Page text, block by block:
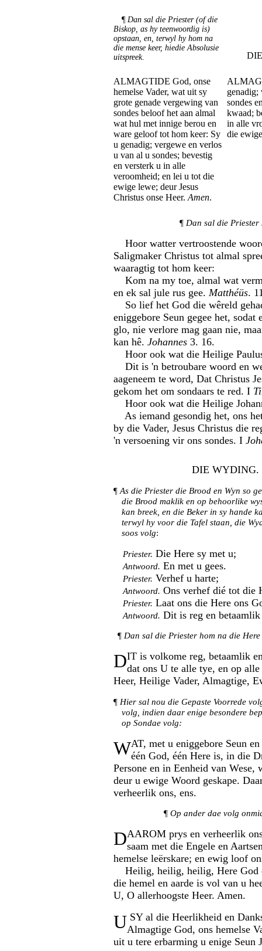
¶ Dan sal die Priester (of die
Biskop, as hy teenwoordig is)
opstaan, en, terwyl hy hom na
die mense keer, hiedie Absolusie
uitspreek.
ALMAGTIDE God, onse
hemelse Vader, wat uit sy
grote genade vergewing van
sondes beloof het aan almal
wat hul met innige berou en
ware geloof tot hom keer: Sy
u genadig; vergewe en verlos
u van al u sondes; bevestig
en versterk u in alle
veroomheid; en lei u tot die
ewige lewe; deur Jesus
Christus onse Heer. Amen.
genadig;
sondes
kwaad;
in alle
die
¶ Dan sal die Priester
Hoor watter vertroostende
Saligmaker Christus tot almal
waaragtig tot hom keer:
Kom na my toe, almal wat
en ek sal jule rus gee. Matthéüs.
So lief het God die wêreld
eniggebore Seun gegee het, sodat
glo, nie verlore mag gaan nie,
kan hê. Johannes 3. 16.
Hoor ook wat die Heilige
Dit is 'n betroubare woord en
aageneem te word, Dat Christus
gekom het om sondaars te red. I
Hoor ook wat die Heilige
As iemand gesondig het, ons
by die Vader, Jesus Christus die
'n versoening vir ons sondes. I
DIE WYDING.
¶ As die Priester die Brood en Wyn so
die Brood maklik en op behoorlike
kan breek, en die Beker in sy hande
terwyl hy voor die Tafel staan, die
soos volg:
Priester. Die Here sy met u;
Antwoord. En met u gees.
Priester. Verhef u harte;
Antwoord. Ons verhef dié tot die
Priester. Laat ons die Here ons
Antwoord. Dit is reg en
¶ Dan sal die Priester hom na die Here
DIT is volkome reg, betaamlik
dat ons U te alle tye, en op
Heer, Heilige Vader, Almagtige,
¶ Hier sal nou die Gepaste Voorrede
volg, indien daar enige besondere
op Sondae volg:
WAT, met u eniggebore Seun
één God, één Here is, in die
Persone en in Eenheid van Wese,
deur u ewige Woord geskape.
verheerlik ons, ens.
¶ Op ander dae volg
DAAROM prys en verheerlik
saam met die Engele en
hemelse leërskare; en ewig loof
Heilig, heilig, heilig, Here God
die hemel en aarde is vol van u
U, O allerhoogste Heer. Amen.
U SY al die Heerlikheid en
Almagtige God, ons hemelse
uit u tere erbarming u enige Seun